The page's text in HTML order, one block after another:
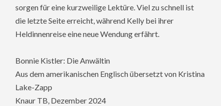
sorgen für eine kurzweilige Lektüre. Viel zu schnell ist
die letzte Seite erreicht, während Kelly bei ihrer
Heldinnenreise eine neue Wendung erfährt.
Bonnie Kistler: Die Anwältin
Aus dem amerikanischen Englisch übersetzt von Kristina
Lake-Zapp
Knaur TB, Dezember 2024